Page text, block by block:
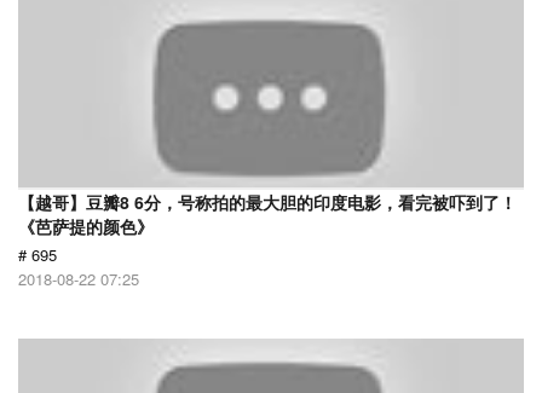
【越哥】豆瓣8 6分，号称拍的最大胆的印度电影，看完被吓到了！
《芭萨提的颜色》
# 695
2018-08-22 07:25